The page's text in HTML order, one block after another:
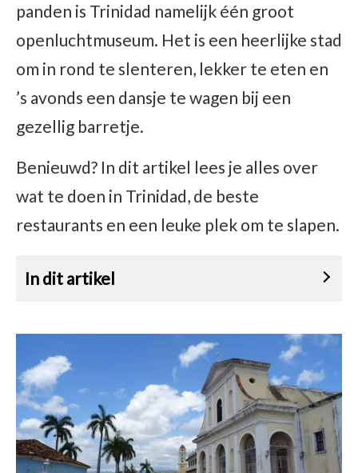
panden is Trinidad namelijk één groot
openluchtmuseum. Het is een heerlijke stad
om in rond te slenteren, lekker te eten en
’s avonds een dansje te wagen bij een
gezellig barretje.
Benieuwd? In dit artikel lees je alles over
wat te doen in Trinidad, de beste
restaurants en een leuke plek om te slapen.
In dit artikel